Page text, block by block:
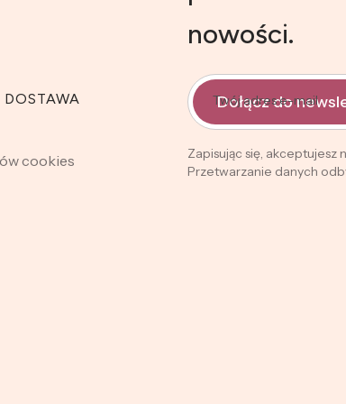
cookies
nowości.
Twój adres e-mail
Dołącz do
Zapisując się, akceptujesz
Przetwarzanie danych